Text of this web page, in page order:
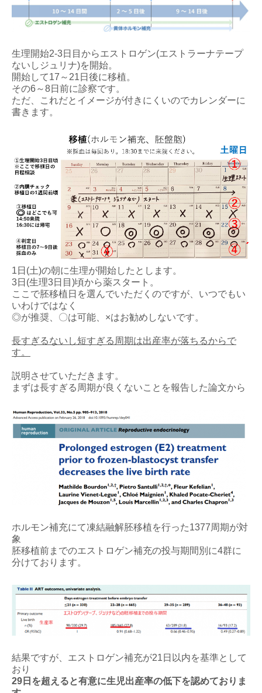
生理開始2-3日目からエストロゲン(エストラーナテープ
ないしジュリナ)を開始。
開始して17～21日後に移植。
その6～8日前に診察です。
ただ、これだとイメージが付きにくいのでカレンダーに
書きます。
1日(土)の朝に生理が開始したとします。
3日(生理3日目)頃から薬スタート。
ここで胚移植日を選んでいただくのですが、いつでもい
いわけではなく
◎が推奨、〇は可能、×はお勧めしないです。
長すぎるないし短すぎる周期は出産率が落ちるからで
す。
説明させていただきます。
まずは長すぎる周期が良くないことを報告した論文から
ホルモン補充にて凍結融解胚移植を行った1377周期が対
象
胚移植前までのエストロゲン補充の投与期間別に4群に
分けております。
結果ですが、エストロゲン補充が21日以内を基準として
おり
29日を超えると有意に生児出産率の低下を認めておりま